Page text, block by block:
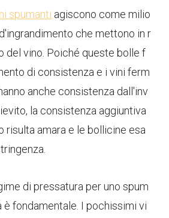
spumanti agiscono come milio
che mettono in r
del vino. Poiché queste bolle f
di consistenza e i vini ferm
anche consistenza dall'inv
la consistenza aggiuntiva
risulta amara e le bollicine esa
di pressatura per uno spum
è fondamentale. I pochissimi vi